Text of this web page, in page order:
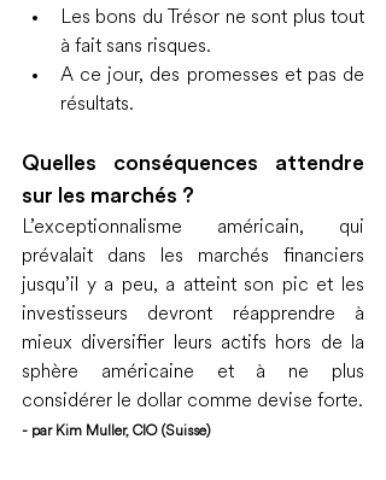
Les bons du Trésor ne sont plus tout
à fait sans risques.
A ce jour, des promesses et pas de
résultats.
Quelles conséquences attendre
sur les marchés ?
L’exceptionnalisme américain, qui
prévalait dans les marchés financiers
jusqu’il y a peu, a atteint son pic et les
investisseurs devront réapprendre à
mieux diversifier leurs actifs hors de la
sphère américaine et à ne plus
considérer le dollar comme devise forte.
- par Kim Muller, CIO (Suisse)